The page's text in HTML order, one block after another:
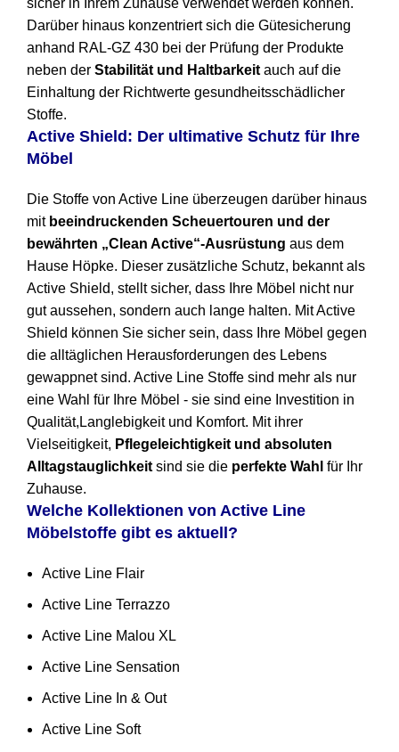
sicher in Ihrem Zuhause verwendet werden können.
Darüber hinaus konzentriert sich die Gütesicherung
anhand RAL-GZ 430 bei der Prüfung der Produkte
neben der Stabilität und Haltbarkeit auch auf die
Einhaltung der Richtwerte gesundheitsschädlicher
Stoffe.
Active Shield: Der ultimative Schutz für Ihre
Möbel
Die Stoffe von Active Line überzeugen darüber hinaus
mit beeindruckenden Scheuertouren und der
bewährten „Clean Active“-Ausrüstung aus dem
Hause Höpke. Dieser zusätzliche Schutz, bekannt als
Active Shield, stellt sicher, dass Ihre Möbel nicht nur
gut aussehen, sondern auch lange halten. Mit Active
Shield können Sie sicher sein, dass Ihre Möbel gegen
die alltäglichen Herausforderungen des Lebens
gewappnet sind. Active Line Stoffe sind mehr als nur
eine Wahl für Ihre Möbel - sie sind eine Investition in
Qualität,Langlebigkeit und Komfort. Mit ihrer
Vielseitigkeit, Pflegeleichtigkeit und absoluten
Alltagstauglichkeit sind sie die perfekte Wahl für Ihr
Zuhause.
Welche Kollektionen von Active Line
Möbelstoffe gibt es aktuell?
Active Line Flair
Active Line Terrazzo
Active Line Malou XL
Active Line Sensation
Active Line In & Out
Active Line Soft